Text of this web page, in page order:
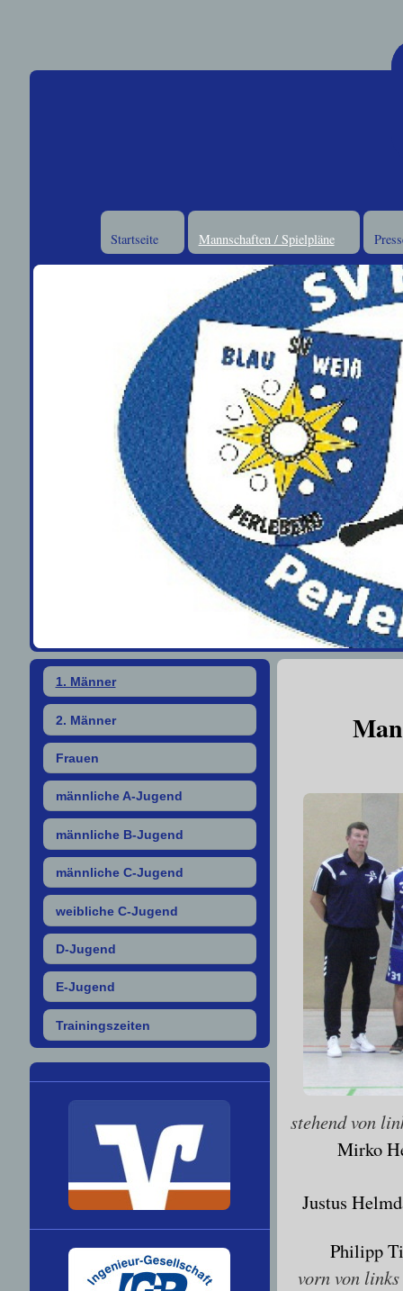
Startseite Mannschaften / Spielpläne
stehend von
Mirko
Justus
Philipp
vorn von
1. Männer
2. Männer
Frauen
männliche A-Jugend
männliche B-Jugend
männliche C-Jugend
weibliche C-Jugend
D-Jugend
E-Jugend
Trainingszeiten